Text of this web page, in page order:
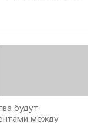
будут
между